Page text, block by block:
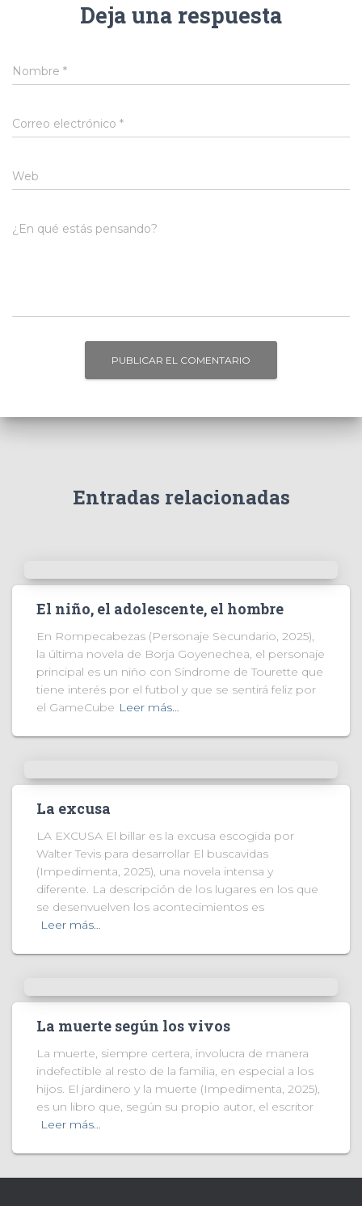
Deja una respuesta
Nombre *
Correo electrónico *
Web
¿En qué estás pensando?
Entradas relacionadas
El niño, el adolescente, el hombre
En Rompecabezas (Personaje Secundario, 2025),
la última novela de Borja Goyenechea, el personaje
principal es un niño con Síndrome de Tourette que
tiene interés por el futbol y que se sentirá feliz por
el GameCube Leer más…
La excusa
LA EXCUSA El billar es la excusa escogida por
Walter Tevis para desarrollar El buscavidas
(Impedimenta, 2025), una novela intensa y
diferente. La descripción de los lugares en los que
se desenvuelven los acontecimientos es
Leer más…
La muerte según los vivos
La muerte, siempre certera, involucra de manera
indefectible al resto de la familia, en especial a los
hijos. El jardinero y la muerte (Impedimenta, 2025),
es un libro que, según su propio autor, el escritor
Leer más…